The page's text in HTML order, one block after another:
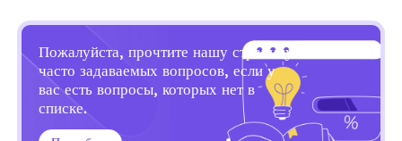
Пожалуйста, прочтите нашу страницу
часто задаваемых вопросов, если у
вас есть вопросы, которых нет в
списке.